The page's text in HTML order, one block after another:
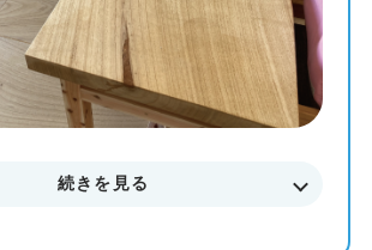
続きを見る